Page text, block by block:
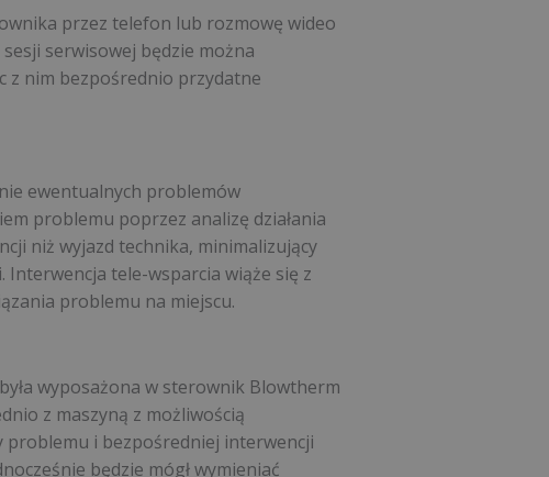
przez telefon lub rozmowę wideo
serwisowej będzie można
z nim bezpośrednio przydatne
ewentualnych problemów
problemu poprzez analizę działania
niż wyjazd technika, minimalizujący
tele-wsparcia wiąże się z
problemu na miejscu.
wyposażona w sterownik Blowtherm
z maszyną z możliwością
problemu i bezpośredniej interwencji
będzie mógł wymieniać